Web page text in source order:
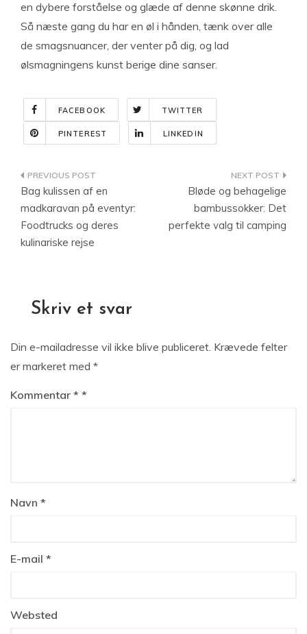
en dybere forståelse og glæde af denne skønne drik.
Så næste gang du har en øl i hånden, tænk over alle
de smagsnuancer, der venter på dig, og lad
ølsmagningens kunst berige dine sanser.
FACEBOOK TWITTER
PINTEREST LINKEDIN
Indlægsnavigation
Bag kulissen af en
madkaravan på eventyr:
Foodtrucks og deres
kulinariske rejse
Bløde og behagelige
bambussokker: Det
perfekte valg til camping
Skriv et svar
Din e-mailadresse vil ikke blive publiceret. Krævede felter
er markeret med *
Kommentar *
Navn *
E-mail *
Websted